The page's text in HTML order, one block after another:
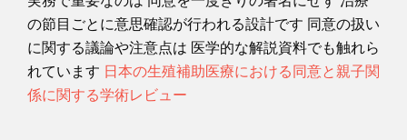
の節目ごとに意思確認が行われる設計です 同意の扱い
に関する議論や注意点は 医学的な解説資料でも触れら
れています 日本の生殖補助医療における同意と親子関
係に関する学術レビュー